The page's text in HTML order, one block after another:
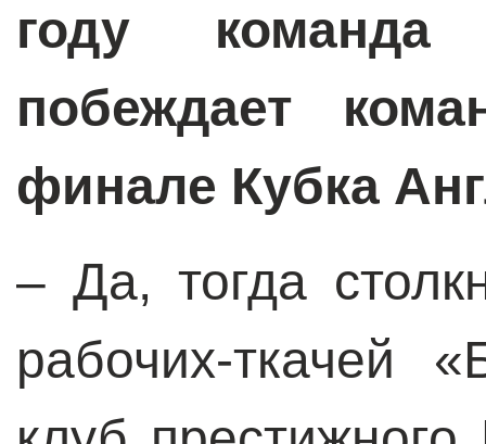
году
побеждает
финале Кубка
– Да, тогда
рабочих-ткачей